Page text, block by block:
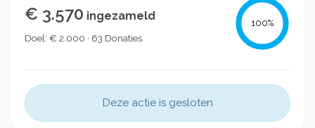
€ 3.570 ingezameld
Doel: € 2.000 · 63 Donaties
100%
Deze actie is gesloten